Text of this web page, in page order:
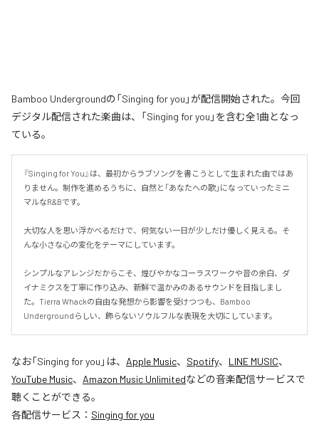
Bamboo Undergroundの「Singing for you」が配信開始された。今回
デジタル配信された楽曲は、「Singing for you」を含む全1曲となっ
ている。
『Singing for You』は、最初からラブソングを書こうとして生まれた曲ではあ
りません。制作を進めるうちに、自然と「あなたへの歌」になっていったミニ
マルなR&Bです。
大切な人を思い浮かべるだけで、何気ない一日が少しだけ優しく見える。そ
んな小さな心の変化をテーマにしています。
シンプルなアレンジだからこそ、煌びやかなコーラスワークや音の余白、ダ
イナミクスを丁寧に作り込み、新鮮で温かみのあるサウンドを目指しまし
た。Tierra Whackの自由な発想から影響を受けつつも、Bamboo
Undergroundらしい、飾らないソウルフルな表現を大切にしています。
なお「Singing for you 」は、 Apple Music、 Spotify、 LINE MUSIC、
YouTube Music、 Amazon Music Unlimitedなどの音楽配信サービスで
聴くことができる。
各配信サービス： Singing for you